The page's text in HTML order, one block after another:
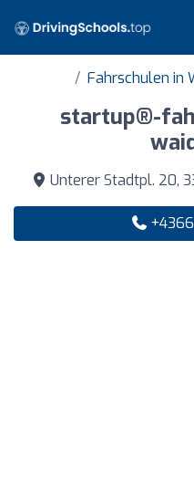
Fahrschulen in
startup®-
Unterer Stadtpl. 20,